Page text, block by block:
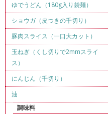
ゆでうどん（180g入り袋麺）
ショウガ（皮つきの千切り）
豚肉スライス（一口大カット）
玉ねぎ（くし切りで2mmスライ
ス）
にんじん（千切り）
油
調味料